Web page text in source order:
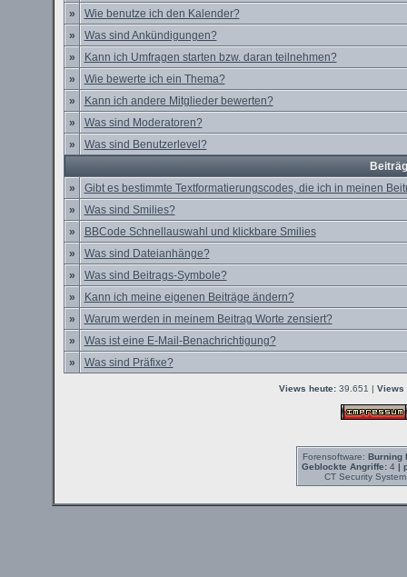
»
Wie benutze ich den Kalender?
»
Was sind Ankündigungen?
»
Kann ich Umfragen starten bzw. daran teilnehmen?
»
Wie bewerte ich ein Thema?
»
Kann ich andere Mitglieder bewerten?
»
Was sind Moderatoren?
»
Was sind Benutzerlevel?
»
Gibt es bestimmte Textformatierungscodes, die ich in meinen
»
Was sind Smilies?
»
BBCode Schnellauswahl und klickbare Smilies
»
Was sind Dateianhänge?
»
Was sind Beitrags-Symbole?
»
Kann ich meine eigenen Beiträge ändern?
»
Warum werden in meinem Beitrag Worte zensiert?
»
Was ist eine E-Mail-Benachrichtigung?
»
Was sind Präfixe?
Views heute: 39.651 | Views
Forensoftware: Burning
Geblockte Angriffe:4 |
CT Security